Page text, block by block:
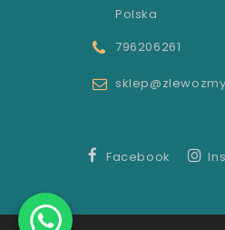
Polska
796206261
Facebook